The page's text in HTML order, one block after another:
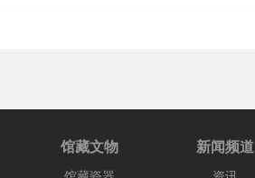
馆藏文物 新闻频道